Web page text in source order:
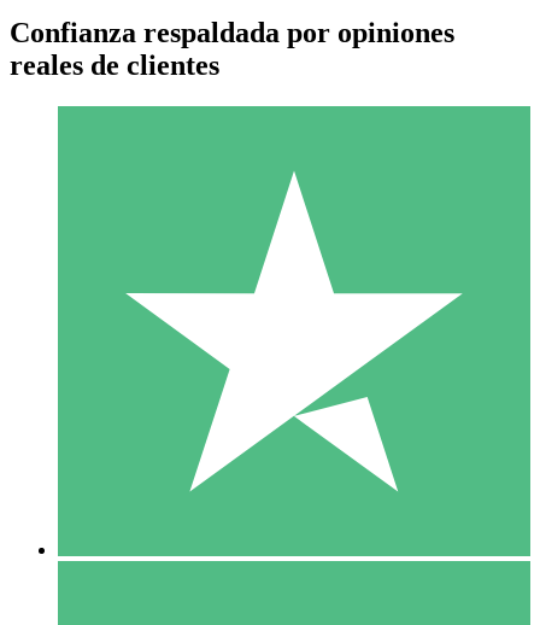
Paquetes de Créditos Individuales
Paga según el uso con créditos de descarga. Sin compromiso
10 00
Confianza respaldada por opiniones
reales de clientes